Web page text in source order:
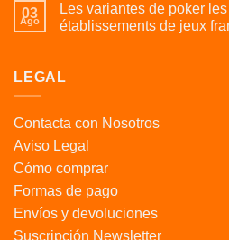
03
Ago
Les variantes de poker
établissements de jeux
LEGAL
Contacta con Nosotros
Aviso Legal
Cómo comprar
Formas de pago
Envíos y devoluciones
Suscripción Newsletter